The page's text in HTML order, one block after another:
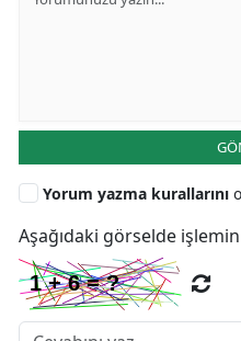
Yorum yazma kurallarını
Aşağıdaki görselde